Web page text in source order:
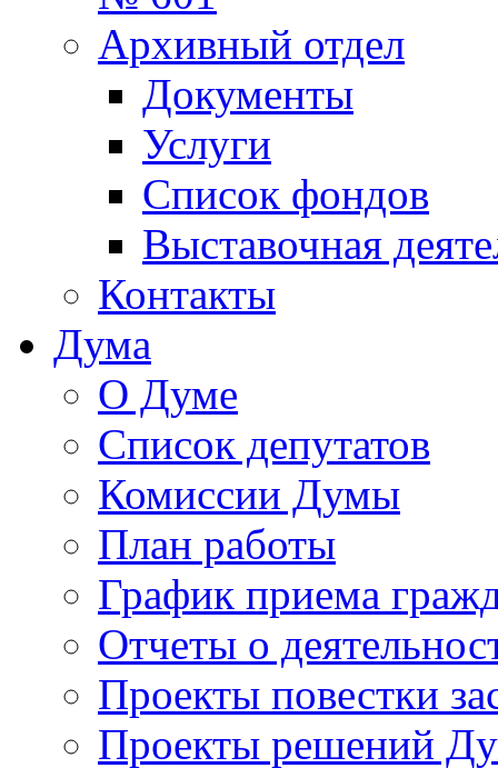
Архивный отдел
Документы
Услуги
Список фондов
Выставочная
Контакты
Дума
О Думе
Список депутатов
Комиссии Думы
План работы
График приема
Отчеты о
Проекты повестки
Проекты решений